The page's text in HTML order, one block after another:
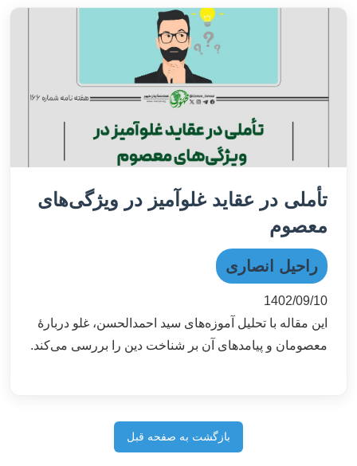
تأملی در عقاید غلوآمیز در ویژگی‌های
معصوم
راحیل انصاری
1402/09/10
این مقاله با تحلیل آموزه‌های سید احمدالحسن، غلو دربارۀ
معصومان و پیامدهای آن بر شناخت دین را بررسی می‌کند.
بازگشت به صفحه قبل